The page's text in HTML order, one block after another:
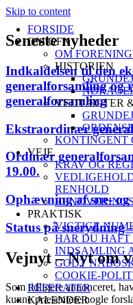
Skip to content
FORSIDE
OM GFN
OM
HISTORIEN
VEDTÆGTER &
KONTINGENT
VEJE
KRAV OG
RENHOLD
PRAKTISK
VIGTIGE
HAR DU HAFT
INDSAMLING
GODT
COOKIE-
REFERATER
KALENDER
Seneste nyheder
Indkaldelsen til den
generalforsamling og
generalforsamling
Ekstraordinær
Ordinær
19.00.
Ophævning af sne-
Status på snerydning
Vejnyt – Nyt om
Som tidligere annonceret,
kunne præsentere nogle